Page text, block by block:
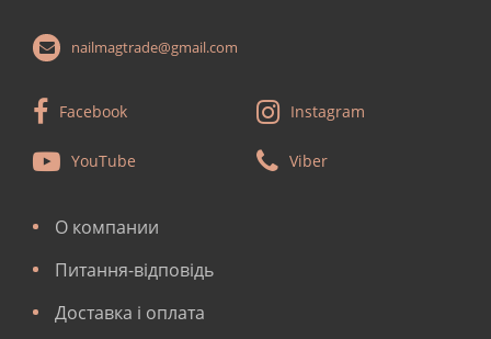
nailmagtrade@gmail.com
Facebook Instagram
YouTube Viber
О компании
Питання-відповідь
Доставка і оплата